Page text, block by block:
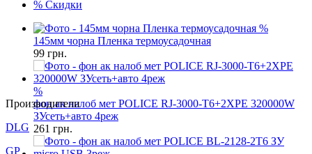
% Скидки
%
145мм чорна Пленка термоусадочная
99 грн.
%
фон ак налоб мет POLICE RJ-3000-T6+2XPE 320000W
ЗУсеть+авто 4реж
261 грн.
Производители
GP
Keeppower